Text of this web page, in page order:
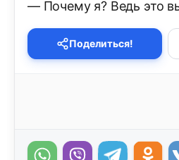
— Почему я? Ведь это
Поделиться!